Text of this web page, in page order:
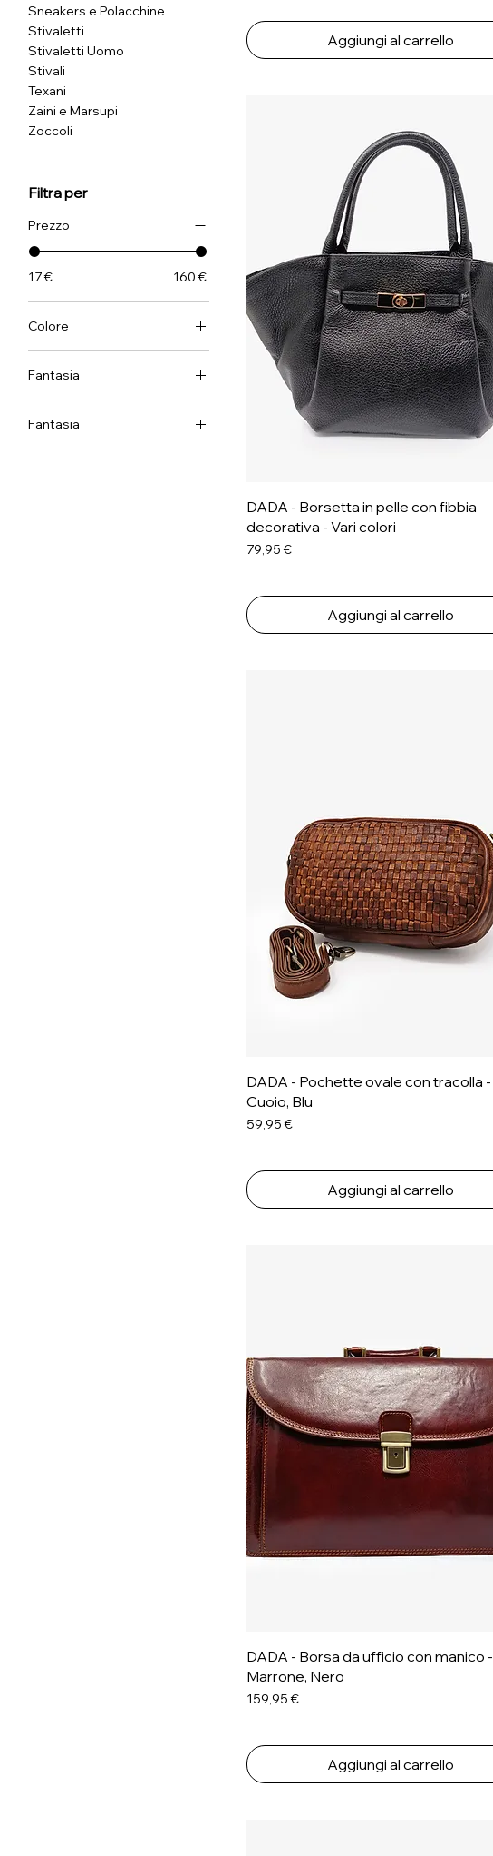
Sneakers e Polacchine
Stivaletti
Stivaletti Uomo
Stivali
Texani
Zaini e Marsupi
Zoccoli
Filtra per
Prezzo
17 € 160 €
Colore
Fantasia
Fantasia
Floreale
Aggiungi al carrello
DADA - Borsetta in pelle con fibbia
decorativa - Vari colori
Prezzo
79,95 €
Aggiungi al carrello
DADA - Pochette ovale con tracolla -
Cuoio, Blu
Prezzo
59,95 €
Aggiungi al carrello
DADA - Borsa da ufficio con manico -
Marrone, Nero
Prezzo
159,95 €
Aggiungi al carrello